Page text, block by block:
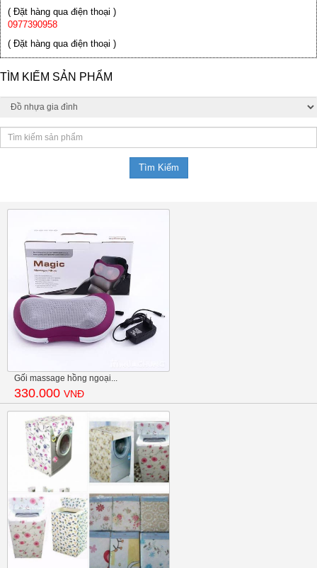
( Đặt hàng qua điện thoại )
0977390958
( Đặt hàng qua điện thoại )
TÌM KIẾM SẢN PHẨM
Gối massage hồng ngoại...
330.000 VNĐ